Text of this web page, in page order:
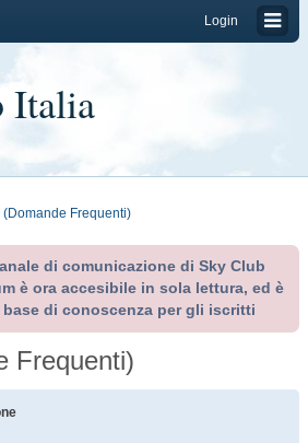
Login
Italia
(Domande Frequenti)
di comunicazione di Sky Club
è ora accesibile in sola lettura, ed è
di conoscenza per gli iscritti
Frequenti)